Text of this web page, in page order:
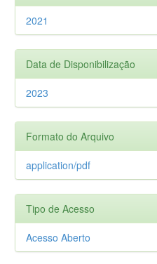
2021
Data de Disponibilização
2023
Formato do Arquivo
application/pdf
Tipo de Acesso
Acesso Aberto